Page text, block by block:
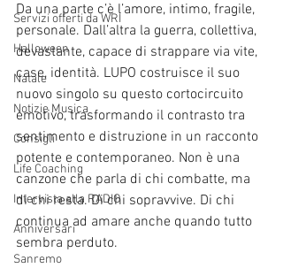
Servizi offerti da WRI
Halloween
Natale
Notizie Musica
Consigli
Life Coaching
Intervista alla RADIO
Anniversari
Sanremo
Da una parte c’è l’amore, intimo, fragile,
personale. Dall’altra la guerra, collettiva,
devastante, capace di strappare via vite,
case, identità. LUPO costruisce il suo
nuovo singolo su questo cortocircuito
emotivo, trasformando il contrasto tra
sentimento e distruzione in un racconto
potente e contemporaneo. Non è una
canzone che parla di chi combatte, ma
di chi resta. Di chi sopravvive. Di chi
continua ad amare anche quando tutto
sembra perduto.